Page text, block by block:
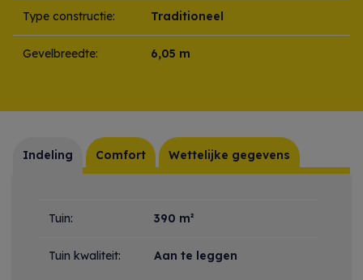
Type constructie: Traditioneel
Gevelbreedte: 6,05 m
Indeling Comfort Wettelijke gegevens
Tuin: 390 m²
Tuin kwaliteit: Aan te leggen